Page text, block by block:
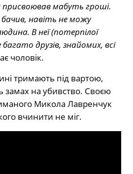
присвоював мабуть гроші.
бачив, навіть не можу
В неї (потерпілої
друзів, знайомих, всі
чоловік.
тримають під вартою,
замах на убивство. Своєю
Микола Лавренчук
вчинити не міг.